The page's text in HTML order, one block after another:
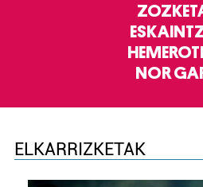
NOR
ELKARRIZKETAK